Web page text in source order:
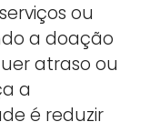
ou
a doação
atraso ou
a
é reduzir